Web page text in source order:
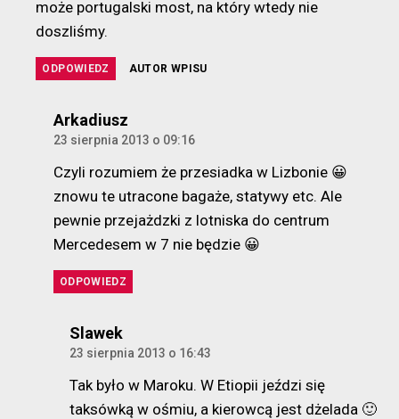
może portugalski most, na który wtedy nie
doszliśmy.
ODPOWIEDZ AUTOR WPISU
Arkadiuszkomentarz:
23 sierpnia 2013 o 09:16
Czyli rozumiem że przesiadka w Lizbonie 😀
znowu te utracone bagaże, statywy etc. Ale
pewnie przejażdzki z lotniska do centrum
Mercedesem w 7 nie będzie 😀
ODPOWIEDZ
Slawekkomentarz:
23 sierpnia 2013 o 16:43
Tak było w Maroku. W Etiopii jeździ się
taksówką w ośmiu, a kierowcą jest dżelada 🙂